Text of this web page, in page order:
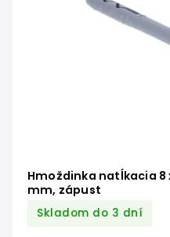
Hmoždinka natĺkacia 8
mm, zápust
Skladom do 3 dní